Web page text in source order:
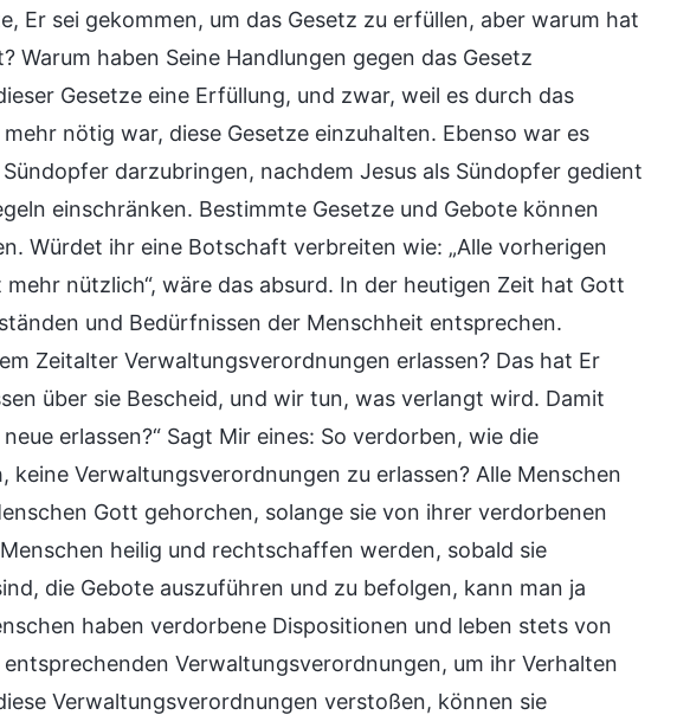
Er sei gekommen, um das Gesetz zu erfüllen, aber warum hat
Warum haben Seine Handlungen gegen das Gesetz
Gesetze eine Erfüllung, und zwar, weil es durch das
nötig war, diese Gesetze einzuhalten. Ebenso war es
darzubringen, nachdem Jesus als Sündopfer gedient
einschränken. Bestimmte Gesetze und Gebote können
Würdet ihr eine Botschaft verbreiten wie: „Alle vorherigen
nützlich“, wäre das absurd. In der heutigen Zeit hat Gott
und Bedürfnissen der Menschheit entsprechen.
Zeitalter Verwaltungsverordnungen erlassen? Das hat Er
über sie Bescheid, und wir tun, was verlangt wird. Damit
erlassen?“ Sagt Mir eines: So verdorben, wie die
Verwaltungsverordnungen zu erlassen? Alle Menschen
Gott gehorchen, solange sie von ihrer verdorbenen
heilig und rechtschaffen werden, sobald sie
die Gebote auszuführen und zu befolgen, kann man ja
haben verdorbene Dispositionen und leben stets von
Verwaltungsverordnungen, um ihr Verhalten
Verwaltungsverordnungen verstoßen, können sie